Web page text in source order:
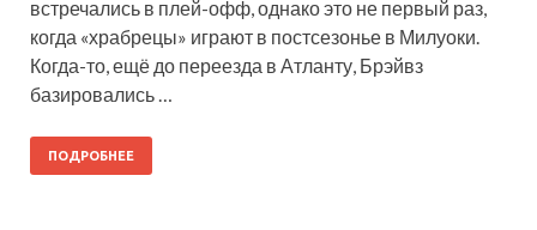
встречались в плей-офф, однако это не первый раз,
когда «храбрецы» играют в постсезонье в Милуоки.
Когда-то, ещё до переезда в Атланту, Брэйвз
базировались …
ПОДРОБНЕЕ